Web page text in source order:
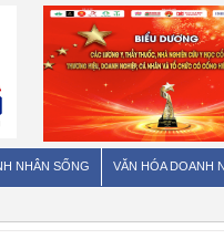
NHÂN SỐNG VĂN HÓA DOANH